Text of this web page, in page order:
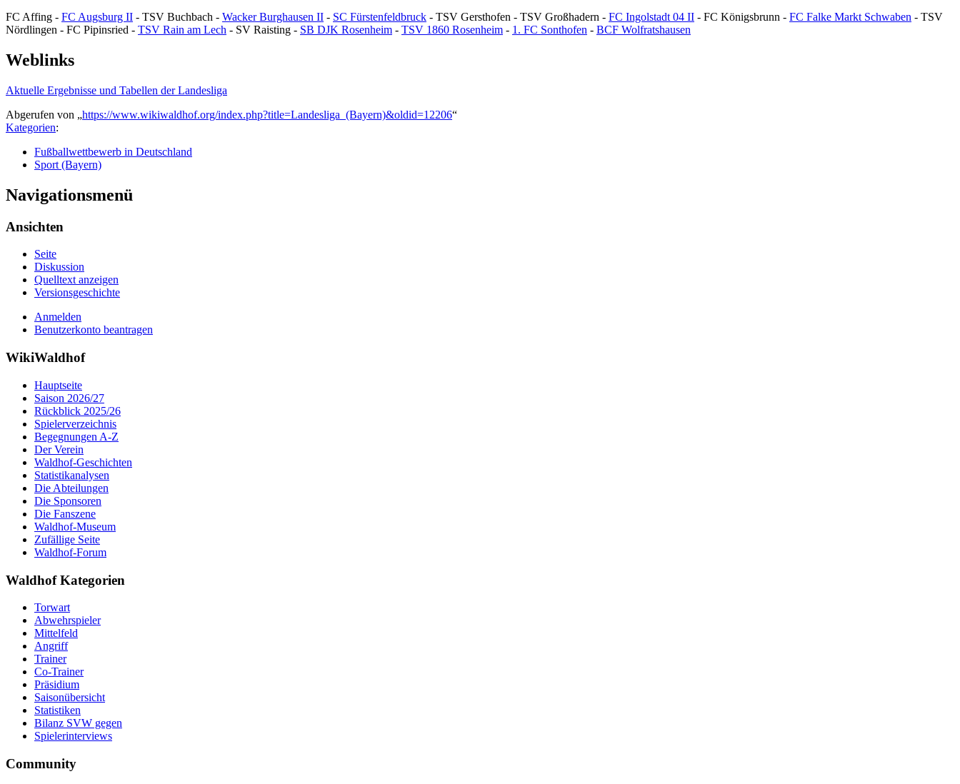
FC Affing - FC Augsburg II - TSV Buchbach - Wacker Burghausen II - SC Fürstenfeldbruck - TSV Gersthofen - TSV Großhadern - FC Ingolstadt 04 II - FC Königsbrunn - FC Falke Markt Schwaben - TSV
Nördlingen - FC Pipinsried - TSV Rain am Lech - SV Raisting - SB DJK Rosenheim - TSV 1860 Rosenheim - 1. FC Sonthofen - BCF Wolfratshausen
Weblinks
Aktuelle Ergebnisse und Tabellen der Landesliga
Abgerufen von „https://www.wikiwaldhof.org/index.php?title=Landesliga_(Bayern)&oldid=12206“
Kategorien:
Fußballwettbewerb in Deutschland
Sport (Bayern)
Navigationsmenü
Ansichten
Seite
Diskussion
Quelltext anzeigen
Versionsgeschichte
Anmelden
Benutzerkonto beantragen
WikiWaldhof
Hauptseite
Saison 2026/27
Rückblick 2025/26
Spielerverzeichnis
Begegnungen A-Z
Der Verein
Waldhof-Geschichten
Statistikanalysen
Die Abteilungen
Die Sponsoren
Die Fanszene
Waldhof-Museum
Zufällige Seite
Waldhof-Forum
Waldhof Kategorien
Torwart
Abwehrspieler
Mittelfeld
Angriff
Trainer
Co-Trainer
Präsidium
Saisonübersicht
Statistiken
Bilanz SVW gegen
Spielerinterviews
Community